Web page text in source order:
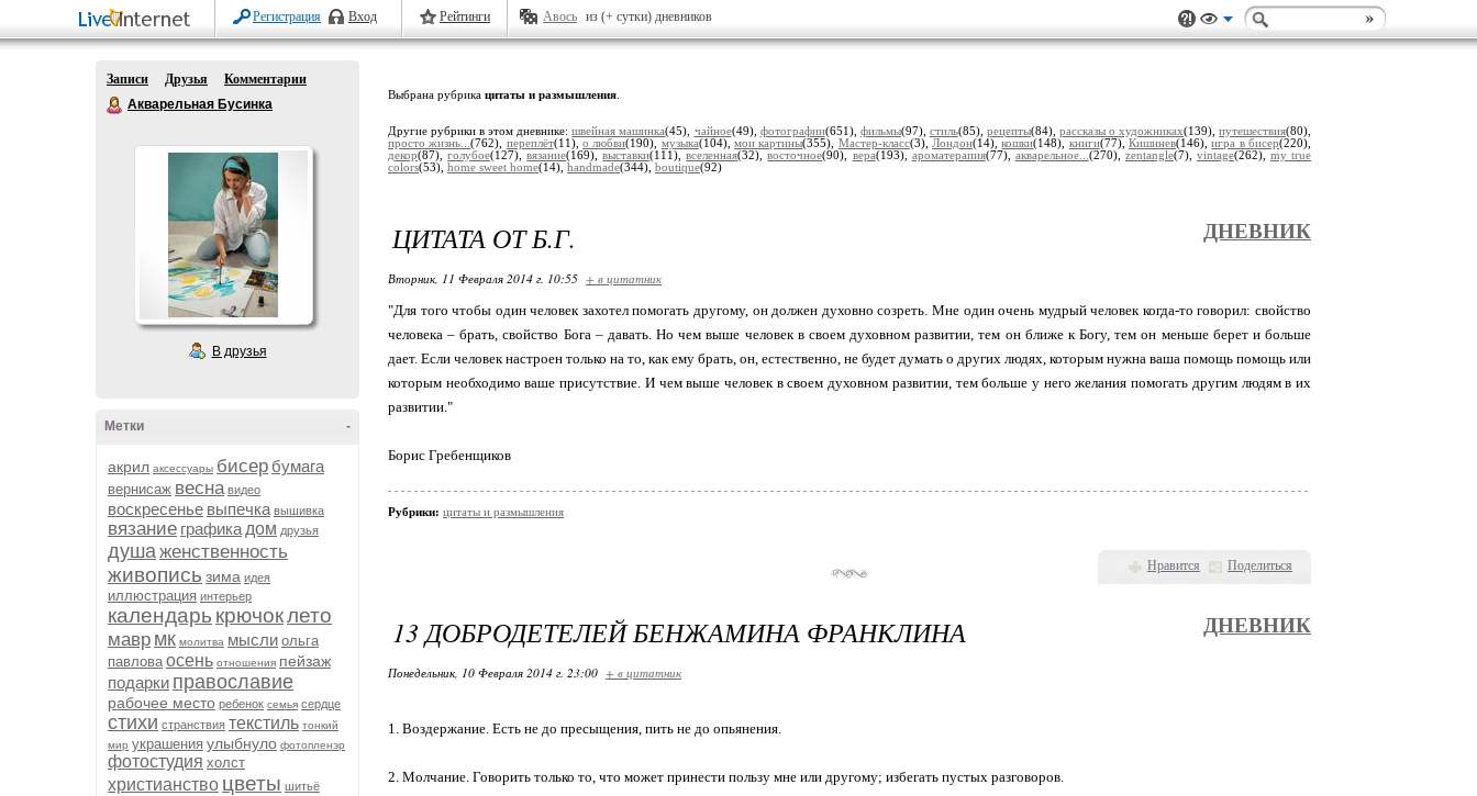
Регистрация Вход Рейтинги Авось из (+ сутки) дневников
Записи Друзья
Комментарии
Акварельная Бусинка
В друзья
-
Метки
акрил аксессуары бисер бумага
вернисаж весна видео
воскресенье выпечка вышивка
вязание графика дом друзья
душаженственность
живопись зима идея
иллюстрация интерьер
календарь крючоклето
мавр мк молитва мысли ольга
павлова осень отношения пейзаж
подарки православие
рабочее место ребенок семья сердце
стихи странствия текстиль тонкий
мир украшения улыбнуло фотопленэр
фотостудия холст
христианство цветы шитьё
Выбрана рубрика цитаты и размышления
Другие рубрики в этом дневнике:швейная машинка(45), чайное(49), фотографии(651), фильмы(97), стиль(85), рецепты(84), рассказы о художниках(139),путешествия(80),
просто жизнь...(762), переплёт(11),о любви(190), музыка(104),мои картины(355), Мастер-класс(3), Лондон(14),кошки(148), книги(77),Кишинев(146),игра в бисер(220),
декор(87),голубое(127),вязание(169),выставки(111),вселенная(32),восточное(90), вера(193), ароматерапия(77), акварельное... (270), zentangle(7), vintage(262),my true
colors(53), home sweet home(14), handmade(344), boutique(92)
Нравится Поделиться
ЦИТАТА ОТ Б.Г. ДНЕВНИК
Вторник, 11 Февраля 2014 г. 10:55 + в цитатник
"Для того чтобы один человек захотел помогать другому, он должен духовно созреть. Мне один очень мудрый человек когда-то говорил: свойство
человека – брать, свойство Бога – давать. Но чем выше человек в своем духовном развитии, тем он ближе к Богу, тем он меньше берет и больше
дает. Если человек настроен только на то, как ему брать, он, естественно, не будет думать о других людях, которым нужна ваша помощь помощь или
которым необходимо ваше присутствие. И чем выше человек в своем духовном развитии, тем больше у него желания помогать другим людям в их
развитии."
Борис Гребенщиков
Рубрики: цитаты и размышления
13 ДОБРОДЕТЕЛЕЙ БЕНЖАМИНА ФРАНКЛИНА ДНЕВНИК
Понедельник, 10 Февраля 2014 г. 23:00 + в цитатник
1. Воздержание. Есть не до пресыщения, пить не до опьянения.
2. Молчание. Говорить только то, что может принести пользу мне или другому; избегать пустых разговоров.